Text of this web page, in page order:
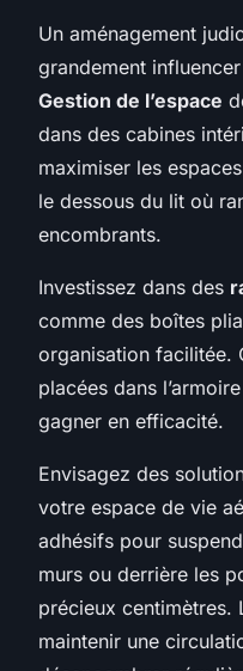
Un aménagement
grandement
Gestion de l’espace
dans des cabines
maximiser les
le dessous du lit où
encombrants.
Investissez dans des
comme des boîtes
organisation facilitée.
placées dans
gagner en efficacité.
Envisagez des
votre espace de vie
adhésifs pour
murs ou derrière les
précieux centimètres.
maintenir une